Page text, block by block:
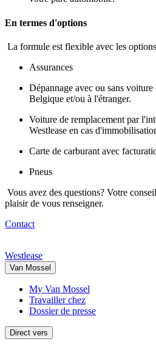
En termes d'options
La formule est flexible avec les
Assurances
Dépannage avec ou sans voiture
Belgique et/ou à l'étranger.
Voiture de remplacement par
Westlease en cas
Carte de carburant avec
Pneus
Vous avez des questions? Votre
plaisir de vous renseigner.
Contact
Westlease
Van Mossel
My Van Mossel
Travailler chez
Dossier de presse
Direct vers